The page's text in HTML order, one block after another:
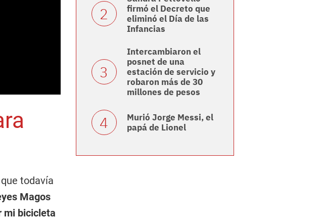
todavía
Magos
mi bicicleta
firmó el Decreto que
eliminó el Día de las
Infancias
Intercambiaron el
posnet de una
estación de servicio y
robaron más de 30
millones de pesos
Murió Jorge Messi, el
papá de Lionel